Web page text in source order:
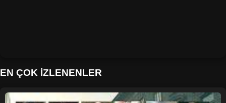
EN ÇOK İZLENENLER